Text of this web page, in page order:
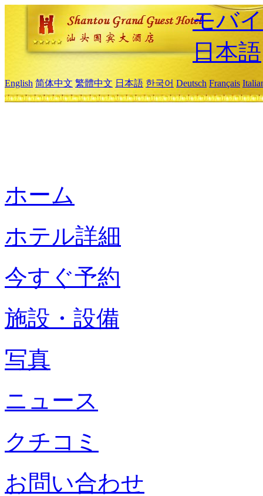
モバ
日本語
English 简体中文 繁體中文 日本語 한국어 Deutsch Français
ホーム
ホテル詳細
今すぐ予約
施設・設備
写真
ニュース
クチコミ
お問い合わせ